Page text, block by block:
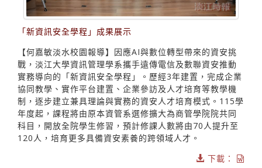
「新資訊安全學程」成果展示
【何嘉敏淡水校園報導】因應AI與數位轉型帶來的資安挑
戰，淡江大學資訊管理學系攜手遠傳電信及數聯資安推動
實務導向的「新資訊安全學程」。歷經3年建置，完成企業
協同教學、實作平台建置、企業參訪及人才培育等教學機
制，逐步建立兼具理論與實務的資安人才培育模式。115學
年度起，課程將由原本資管系選修擴大為商管學院院共同
科目，開放全院學生修習，預計修課人數將由70人提升至
120人，培育更多具備資安素養的跨領域人才。
下載：